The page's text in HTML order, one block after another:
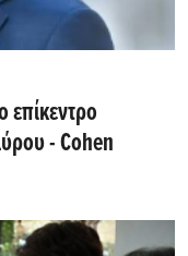
επίκεντρο